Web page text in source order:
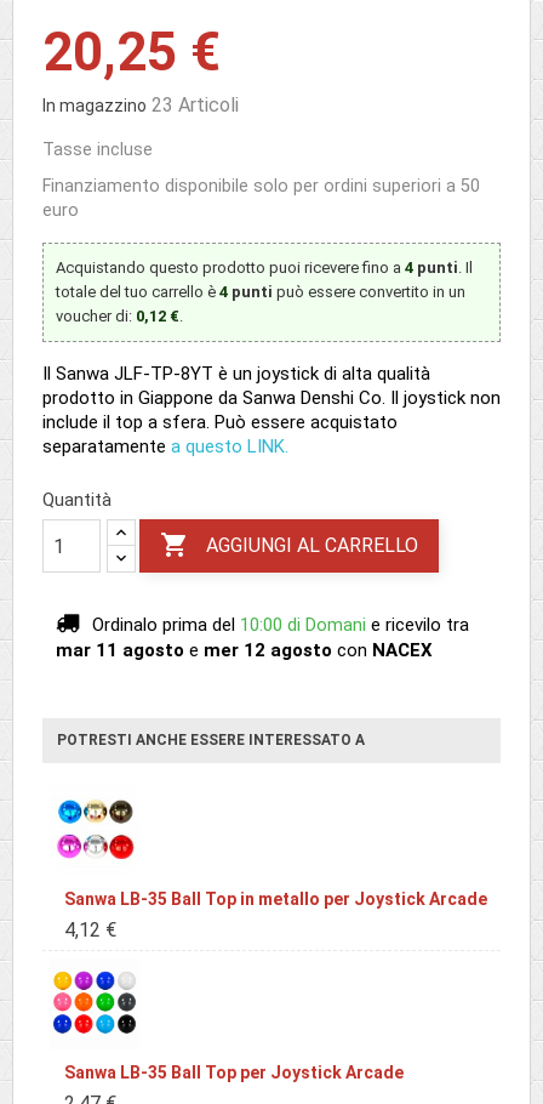
20,25 €
In magazzino 23 Articoli
Tasse incluse
Finanziamento disponibile solo per ordini superiori a 50
euro
Acquistando questo prodotto puoi ricevere fino a 4 punti. Il
totale del tuo carrello è 4 punti può essere convertito in un
voucher di: 0,12 €.
Il Sanwa JLF-TP-8YT è un joystick di alta qualità
prodotto in Giappone da Sanwa Denshi Co. Il joystick non
include il top a sfera. Può essere acquistato
separatamente a questo LINK.
Quantità
 AGGIUNGI AL CARRELLO
Ordinalo prima del 10:00 di Domani e ricevilo tra
mar 11 agosto e mer 12 agosto con NACEX
POTRESTI ANCHE ESSERE INTERESSATO A
Sanwa LB-35 Ball Top in metallo per Joystick Arcade
4,12 €
Sanwa LB-35 Ball Top per Joystick Arcade